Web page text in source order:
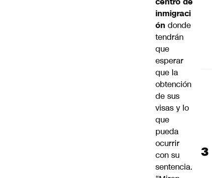
inmigraci
ón donde
tendrán
que
esperar
que la
obtención
de sus
visas y lo
que
pueda
ocurrir
con su
sentencia.